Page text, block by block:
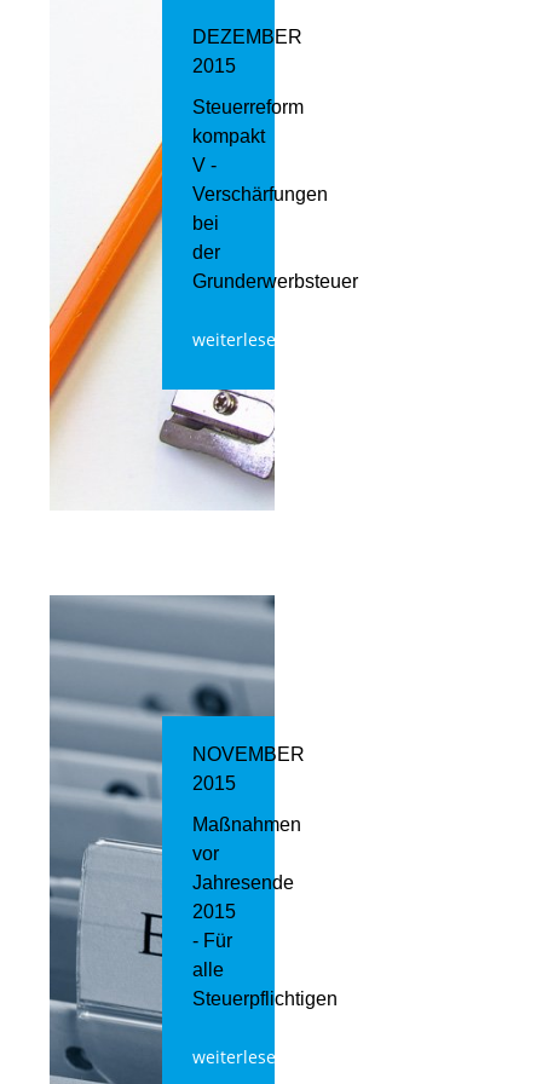
DEZEMBER
2015
Steuerreform
kompakt
V -
Verschärfungen
bei
der
Grunderwerbsteuer
weiterlesen
NOVEMBER
2015
Maßnahmen
vor
Jahresende
2015
- Für
alle
Steuerpflichtigen
weiterlesen